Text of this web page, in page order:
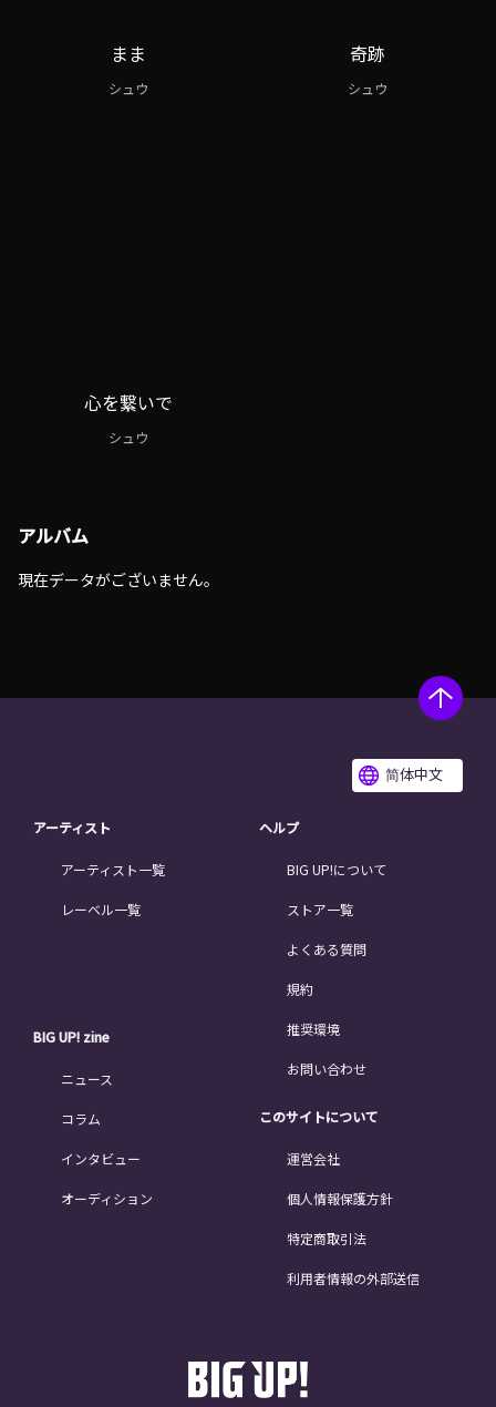
まま
シュウ
奇跡
シュウ
心を繋いで
シュウ
アルバム
現在データがございません。
简体中文
アーティスト
アーティスト一覧
レーベル一覧
BIG UP! zine
ニュース
コラム
インタビュー
オーディション
ヘルプ
BIG UP!について
ストア一覧
よくある質問
規約
推奨環境
お問い合わせ
このサイトについて
運営会社
個人情報保護方針
特定商取引法
利用者情報の外部送信